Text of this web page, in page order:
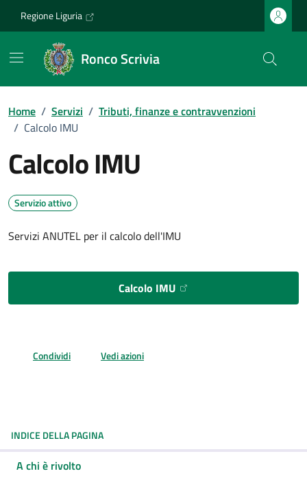
Regione Liguria
Ronco Scrivia
Home / Servizi / Tributi, finanze e contravvenzioni
/ Calcolo IMU
Calcolo IMU
Servizio attivo
Servizi ANUTEL per il calcolo dell'IMU
Calcolo IMU
Condividi Vedi azioni
INDICE DELLA PAGINA
A chi è rivolto